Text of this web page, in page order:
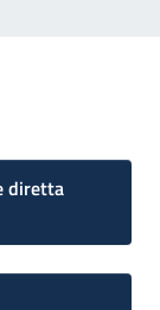
diretta